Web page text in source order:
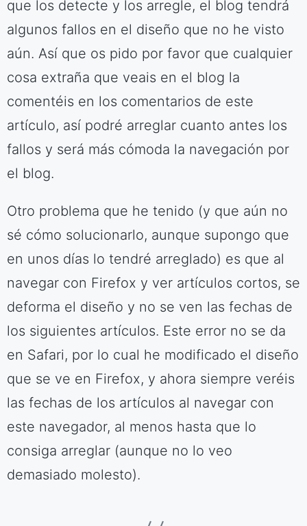
que los detecte y los arregle, el blog tendrá
algunos fallos en el diseño que no he visto
aún. Así que os pido por favor que cualquier
cosa extraña que veais en el blog la
comentéis en los comentarios de este
artículo, así podré arreglar cuanto antes los
fallos y será más cómoda la navegación por
el blog.
Otro problema que he tenido (y que aún no
sé cómo solucionarlo, aunque supongo que
en unos días lo tendré arreglado) es que al
navegar con Firefox y ver artículos cortos, se
deforma el diseño y no se ven las fechas de
los siguientes artículos. Este error no se da
en Safari, por lo cual he modificado el diseño
que se ve en Firefox, y ahora siempre veréis
las fechas de los artículos al navegar con
este navegador, al menos hasta que lo
consiga arreglar (aunque no lo veo
demasiado molesto).